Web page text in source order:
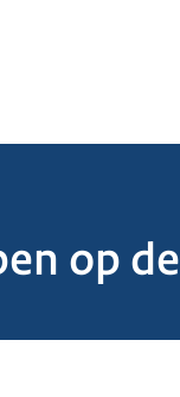
op de